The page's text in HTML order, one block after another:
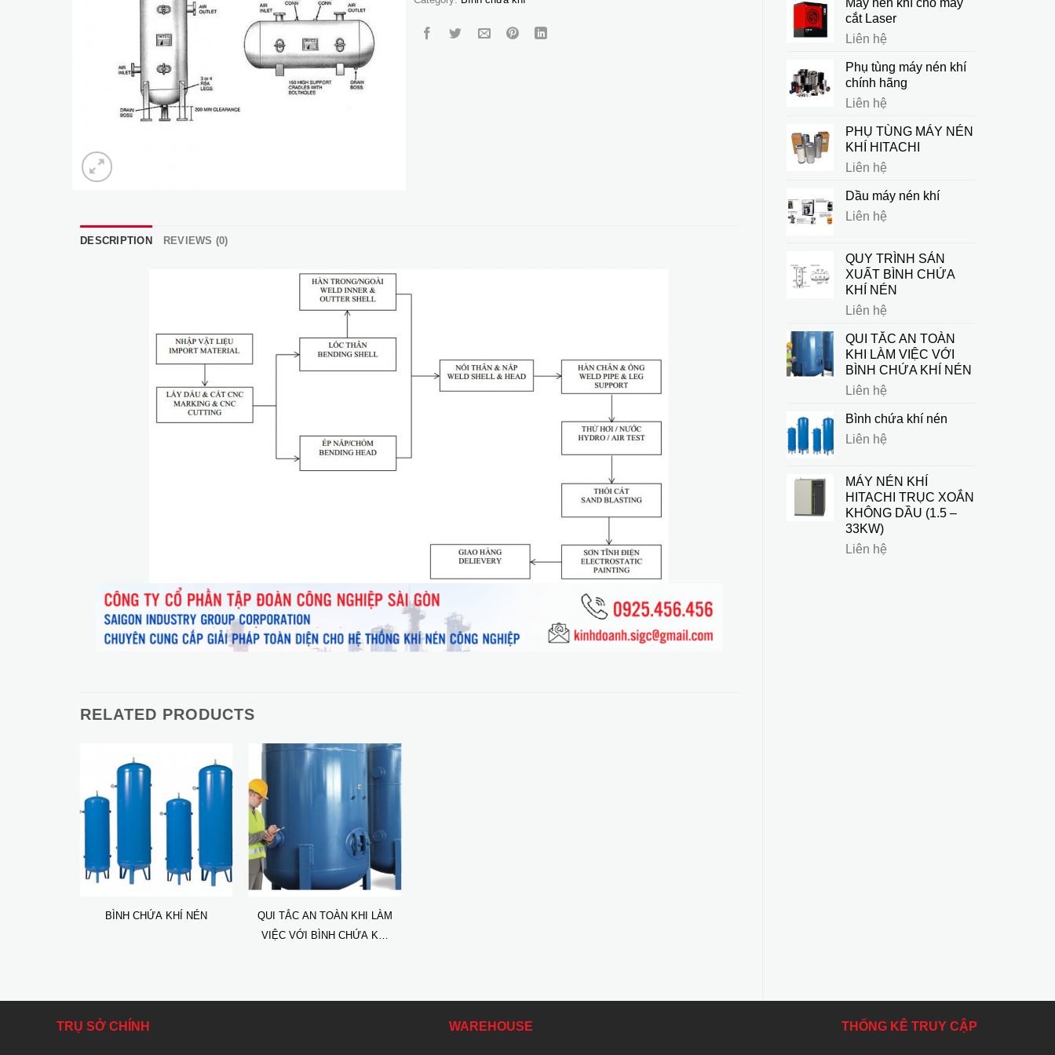
Máy nén khí cho máy
cắt Laser
Liên hệ
Phụ tùng máy nén khí
chính hãng
Liên hệ
PHỤ TÙNG MÁY NÉN
KHÍ HITACHI
Liên hệ
Dầu máy nén khí
Liên hệ
QUY TRÌNH SẢN
XUẤT BÌNH CHỨA
KHÍ NÉN
Liên hệ
QUI TẮC AN TOÀN
KHI LÀM VIỆC VỚI
BÌNH CHỨA KHÍ NÉN
Liên hệ
Bình chứa khí nén
Liên hệ
MÁY NÉN KHÍ
HITACHI TRỤC XOẮN
KHÔNG DẦU (1.5 –
33KW)
Liên hệ
DESCRIPTION REVIEWS (0)
RELATED PRODUCTS
BÌNH CHỨA KHÍ NÉN
QUI TẮC AN TOÀN KHI LÀM
VIỆC VỚI BÌNH CHỨA KHÍ
TRỤ SỞ CHÍNH WAREHOUSE THỐNG KÊ TRUY CẬP